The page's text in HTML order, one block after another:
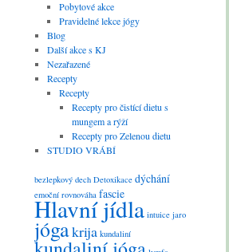
Pobytové akce
Pravidelné lekce jógy
Blog
Další akce s KJ
Nezařazené
Recepty
Recepty
Recepty pro čistící dietu s
mungem a rýží
Recepty pro Zelenou dietu
STUDIO VRÁBÍ
bezlepkový dech Detoxikace dýchání
emoční rovnováha fascie
Hlavní jídla intuice jaro
jógakrija kundaliní